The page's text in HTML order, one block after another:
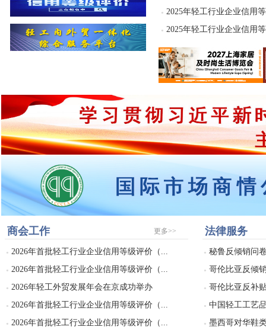
● 2025年轻工行业企业信用
● 2025年轻工行业企业信用
商会工作 更多>>
● 2026年首批轻工行业企业信用等级评价（...
● 2026年首批轻工行业企业信用等级评价（...
● 2026年轻工外贸发展年会在京成功举办
● 2026年首批轻工行业企业信用等级评价（...
● 2026年首批轻工行业企业信用等级评价（...
法律服务
● 秘鲁反倾销问
● 哥伦比亚反倾
● 哥伦比亚反补
● 中国轻工工艺
● 墨西哥对华鞋